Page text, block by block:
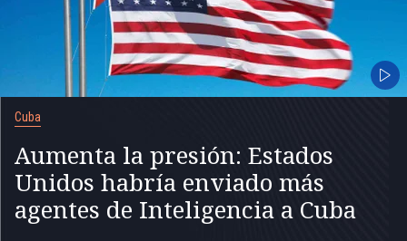
Cuba
Aumenta la presión: Estados
Unidos habría enviado más
agentes de Inteligencia a Cuba